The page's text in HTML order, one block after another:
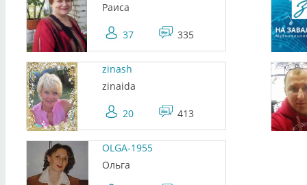
Раиса
37 335
zinash
zinaida
20 413
OLGA-1955
Ольга